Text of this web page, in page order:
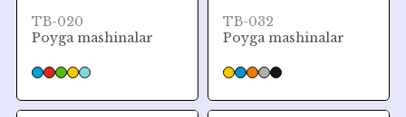
TB-020
Poyga mashinalar
TB-032
Poyga mashinalar